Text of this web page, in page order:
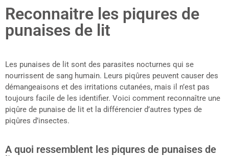
Reconnaitre les piqures de
punaises de lit
Les punaises de lit sont des parasites nocturnes qui se
nourrissent de sang humain. Leurs piqûres peuvent causer des
démangeaisons et des irritations cutanées, mais il n’est pas
toujours facile de les identifier. Voici comment reconnaître une
piqûre de punaise de lit et la différencier d’autres types de
piqûres d’insectes.
A quoi ressemblent les piqures de punaises de